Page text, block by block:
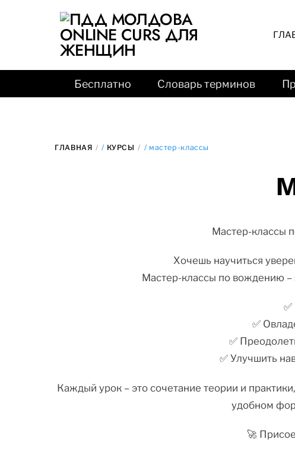
Бесплатно Словарь терминов
ГЛАВНАЯ / КУРСЫ / мастер-классы
Мастер-классы
Хочешь научиться
Мастер-классы по вождению –
✅
✅
✅ Улучшить
Каждый урок – это сочетание теории и
удобном
🚀